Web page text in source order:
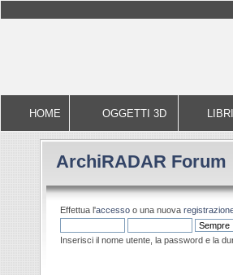
HOME OGGETTI 3D LIBRI
ArchiRADAR Forum
Effettua l'accesso o una nuova
Inserisci il nome utente, la password e la